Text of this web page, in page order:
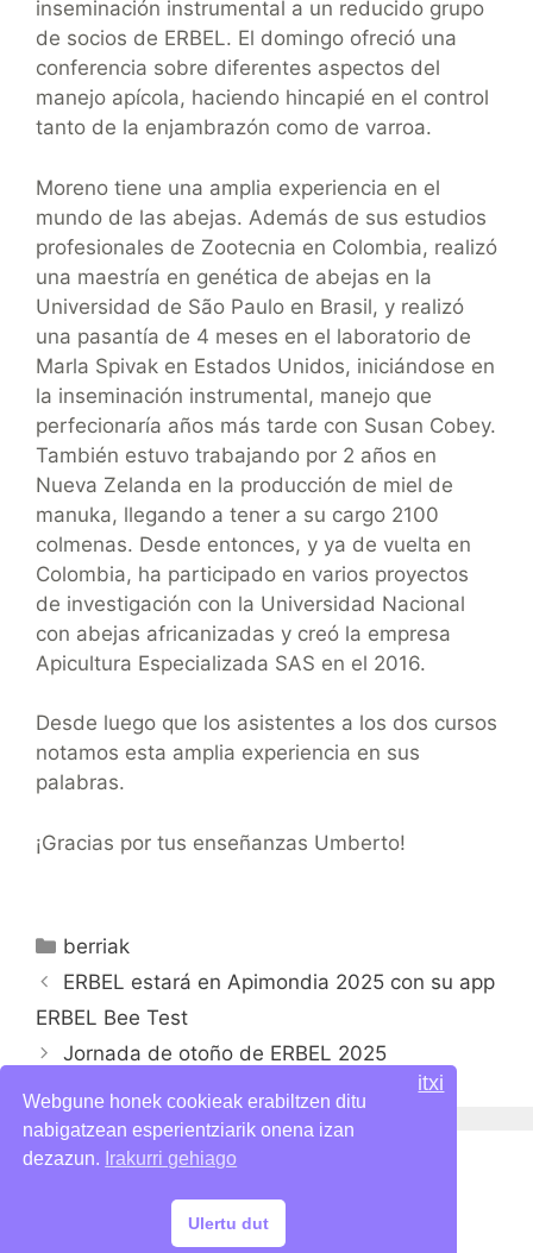
inseminación instrumental a un reducido grupo
de socios de ERBEL. El domingo ofreció una
conferencia sobre diferentes aspectos del
manejo apícola, haciendo hincapié en el control
tanto de la enjambrazón como de varroa.
Moreno tiene una amplia experiencia en el
mundo de las abejas. Además de sus estudios
profesionales de Zootecnia en Colombia, realizó
una maestría en genética de abejas en la
Universidad de São Paulo en Brasil, y realizó
una pasantía de 4 meses en el laboratorio de
Marla Spivak en Estados Unidos, iniciándose en
la inseminación instrumental, manejo que
perfecionaría años más tarde con Susan Cobey.
También estuvo trabajando por 2 años en
Nueva Zelanda en la producción de miel de
manuka, llegando a tener a su cargo 2100
colmenas. Desde entonces, y ya de vuelta en
Colombia, ha participado en varios proyectos
de investigación con la Universidad Nacional
con abejas africanizadas y creó la empresa
Apicultura Especializada SAS en el 2016.
Desde luego que los asistentes a los dos cursos
notamos esta amplia experiencia en sus
palabras.
¡Gracias por tus enseñanzas Umberto!
Categorías
berriak
ERBEL estará en Apimondia 2025 con su app
ERBEL Bee Test
Jornada de otoño de ERBEL 2025
Politica de privacidad
Webgune honek cookieak erabiltzen ditu
nabigatzean esperientziarik onena izan
dezazun. Irakurri gehiago
Ulertu dut
itxi